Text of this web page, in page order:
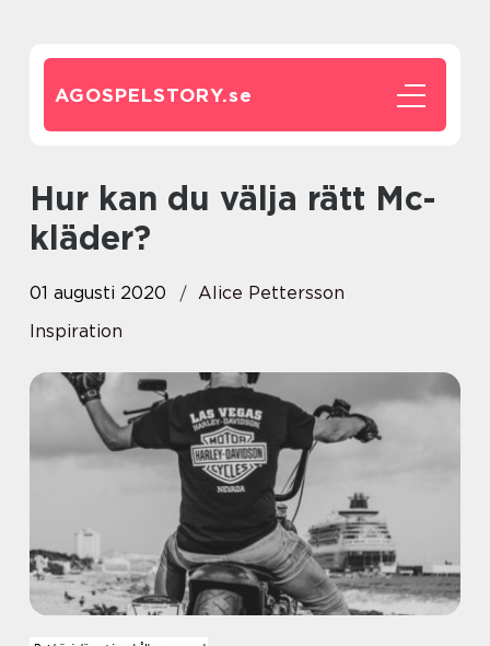
AGOSPELSTORY.se
Hur kan du välja rätt Mc-
kläder?
01 augusti 2020
Alice Pettersson
Inspiration